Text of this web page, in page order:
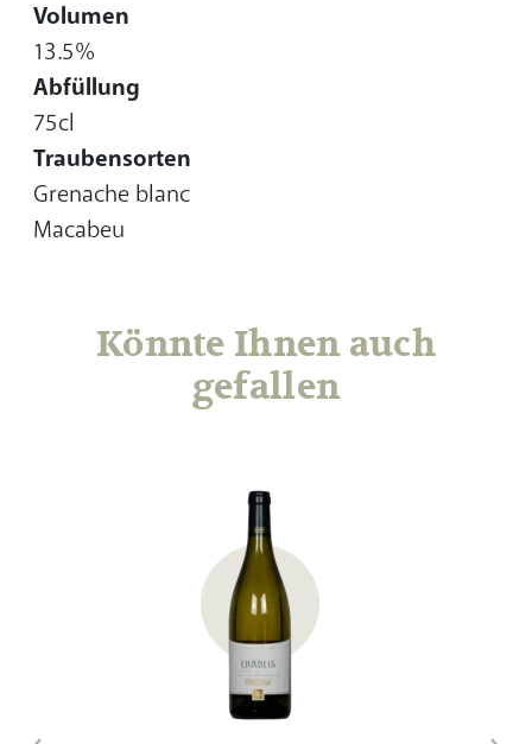
Volumen
13.5%
Abfüllung
75cl
Traubensorten
Grenache blanc
Macabeu
Könnte Ihnen auch
gefallen